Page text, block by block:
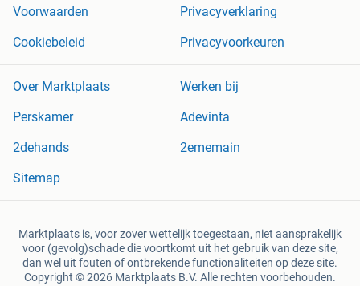
Voorwaarden
Privacyverklaring
Cookiebeleid
Privacyvoorkeuren
Over Marktplaats
Werken bij
Perskamer
Adevinta
2dehands
2ememain
Sitemap
Marktplaats is, voor zover wettelijk toegestaan, niet aansprakelijk
voor (gevolg)schade die voortkomt uit het gebruik van deze site,
dan wel uit fouten of ontbrekende functionaliteiten op deze site.
Copyright © 2026 Marktplaats B.V. Alle rechten voorbehouden.